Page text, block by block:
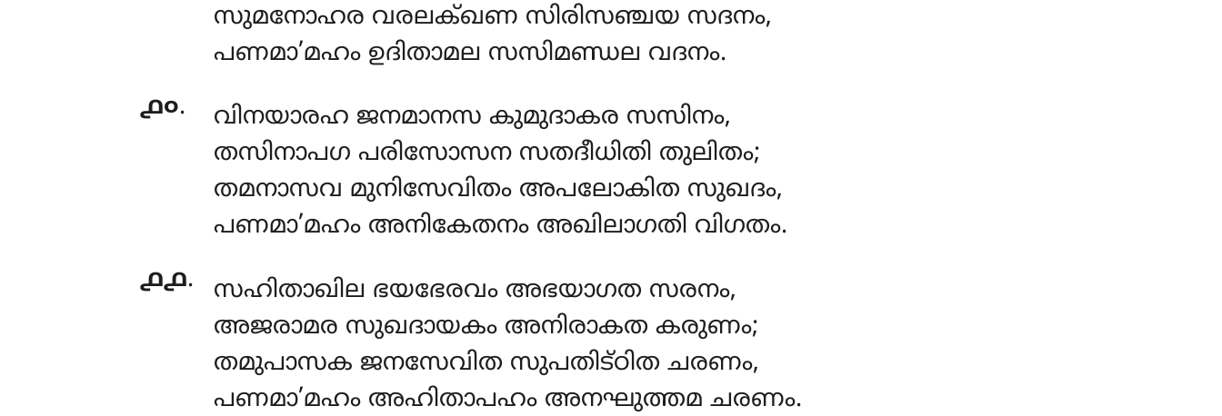
സുമനോഹര വരലക്ഖണ സിരിസഞ്ചയ സദനം,
പണമാ’മഹം ഉദിതാമല സസിമണ്ഡല വദനം.
൧൦.
വിനയാരഹ ജനമാനസ കുമുദാകര സസിനം,
തസിനാപഗ പരിസോസന സതദീധിതി തുലിതം;
തമനാസവ മുനിസേവിതം അപലോകിത സുഖദം,
പണമാ’മഹം അനികേതനം അഖിലാഗതി വിഗതം.
൧൧.
സഹിതാഖില ഭയഭേരവം അഭയാഗത സരനം,
അജരാമര സുഖദായകം അനിരാകത കരുണം;
തമുപാസക ജനസേവിത സുപതിട്ഠിത ചരണം,
പണമാ’മഹം അഹിതാപഹം അനഘുത്തമ ചരണം.